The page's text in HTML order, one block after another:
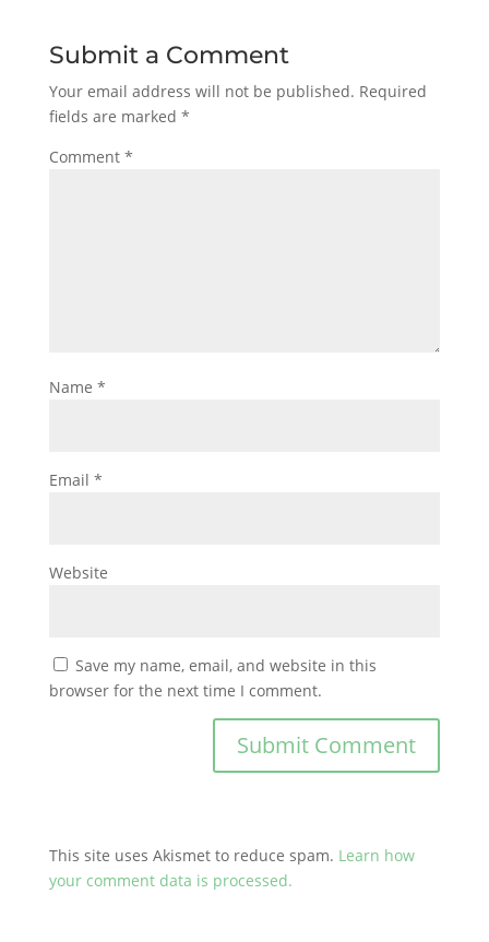
Submit a Comment
Your email address will not be published. Required
fields are marked *
Comment *
Name *
Email *
Website
Save my name, email, and website in this
browser for the next time I comment.
This site uses Akismet to reduce spam. Learn how
your comment data is processed.